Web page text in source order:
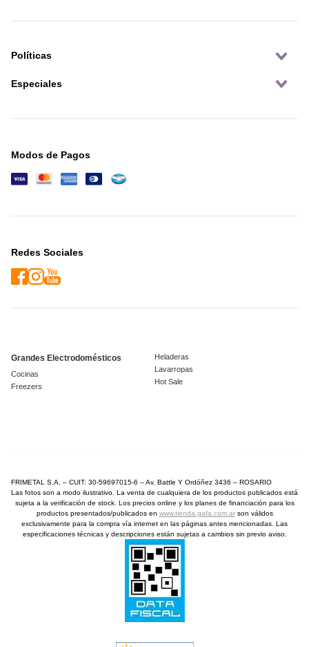
Políticas
Especiales
Modos de Pagos
Redes Sociales
Grandes Electrodomésticos
Cocinas
Freezers
Heladeras
Lavarropas
Hot Sale
FRIMETAL S.A. – CUIT: 30-59697015-6 – Av. Battle Y Ordóñez 3436 – ROSARIO
Las fotos son a modo ilustrativo. La venta de cualquiera de los productos publicados está
sujeta a la verificación de stock. Los precios online y los planes de financiación para los
productos presentados/publicados en www.tienda.gafa.com.arson válidos
exclusivamente para la compra vía internet en las páginas antes mencionadas. Las
especificaciones técnicas y descripciones están sujetas a cambios sin previo aviso.